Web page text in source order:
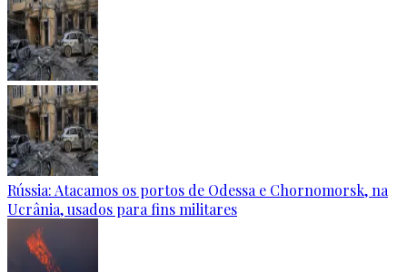
Rússia: Atacamos os portos de Odessa e Chornomorsk, na
Ucrânia, usados para fins militares